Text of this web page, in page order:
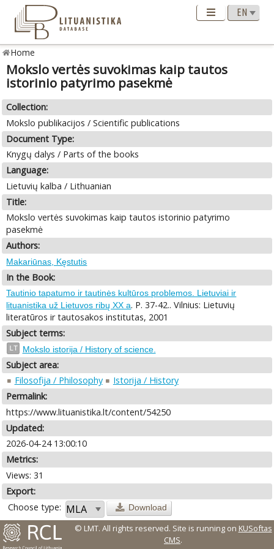
Home
Mokslo vertės suvokimas kaip tautos
istorinio patyrimo pasekmė
Collection:
Mokslo publikacijos / Scientific publications
Document Type:
Knygų dalys / Parts of the books
Language:
Lietuvių kalba / Lithuanian
Title:
Mokslo vertės suvokimas kaip tautos istorinio patyrimo
pasekmė
Authors:
Makariūnas, Kęstutis
In the Book:
Tautinio tapatumo ir tautinės kultūros problemos. Lietuviai ir
lituanistika už Lietuvos ribų XX a. P. 37-42.. Vilnius: Lietuvių
literatūros ir tautosakos institutas, 2001
Subject terms:
LT Mokslo istorija / History of science.
Subject area:
Filosofija / Philosophy
Istorija / History
Permalink:
https://www.lituanistika.lt/content/54250
Updated:
2026-04-24 13:00:10
Metrics:
Views: 31
Export:
Choose type:
Download
© LMT. All rights reserved. Site is running on KUSoftas
CMS.